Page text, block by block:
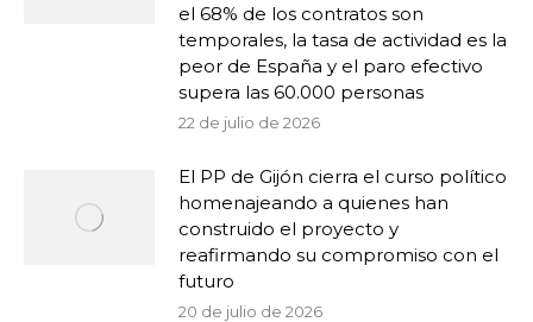
el 68% de los contratos son
temporales, la tasa de actividad es la
peor de España y el paro efectivo
supera las 60.000 personas
22 de julio de 2026
El PP de Gijón cierra el curso político
homenajeando a quienes han
construido el proyecto y
reafirmando su compromiso con el
futuro
20 de julio de 2026